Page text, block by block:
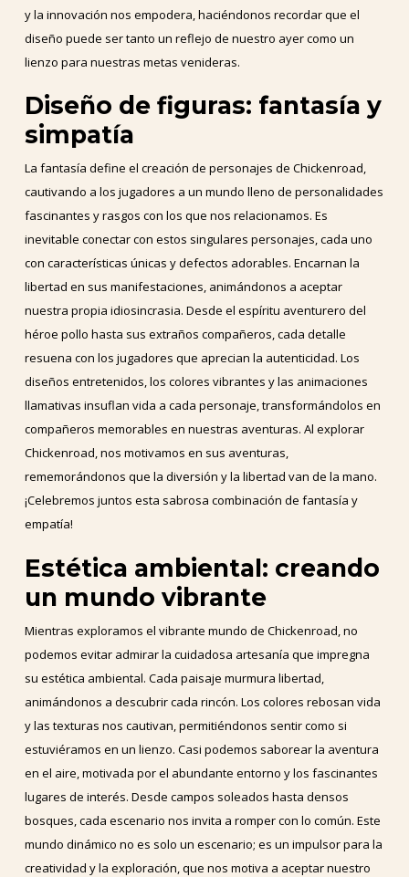
y la innovación nos empodera, haciéndonos recordar que el
diseño puede ser tanto un reflejo de nuestro ayer como un
lienzo para nuestras metas venideras.
Diseño de figuras: fantasía y
simpatía
La fantasía define el creación de personajes de Chickenroad,
cautivando a los jugadores a un mundo lleno de personalidades
fascinantes y rasgos con los que nos relacionamos. Es
inevitable conectar con estos singulares personajes, cada uno
con características únicas y defectos adorables. Encarnan la
libertad en sus manifestaciones, animándonos a aceptar
nuestra propia idiosincrasia. Desde el espíritu aventurero del
héroe pollo hasta sus extraños compañeros, cada detalle
resuena con los jugadores que aprecian la autenticidad. Los
diseños entretenidos, los colores vibrantes y las animaciones
llamativas insuflan vida a cada personaje, transformándolos en
compañeros memorables en nuestras aventuras. Al explorar
Chickenroad, nos motivamos en sus aventuras,
rememorándonos que la diversión y la libertad van de la mano.
¡Celebremos juntos esta sabrosa combinación de fantasía y
empatía!
Estética ambiental: creando
un mundo vibrante
Mientras exploramos el vibrante mundo de Chickenroad, no
podemos evitar admirar la cuidadosa artesanía que impregna
su estética ambiental. Cada paisaje murmura libertad,
animándonos a descubrir cada rincón. Los colores rebosan vida
y las texturas nos cautivan, permitiéndonos sentir como si
estuviéramos en un lienzo. Casi podemos saborear la aventura
en el aire, motivada por el abundante entorno y los fascinantes
lugares de interés. Desde campos soleados hasta densos
bosques, cada escenario nos invita a romper con lo común. Este
mundo dinámico no es solo un escenario; es un impulsor para la
creatividad y la exploración, que nos motiva a aceptar nuestro